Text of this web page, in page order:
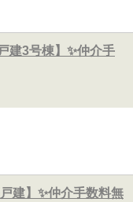
建3号棟】✨️仲介手
建】✨️仲介手数料無